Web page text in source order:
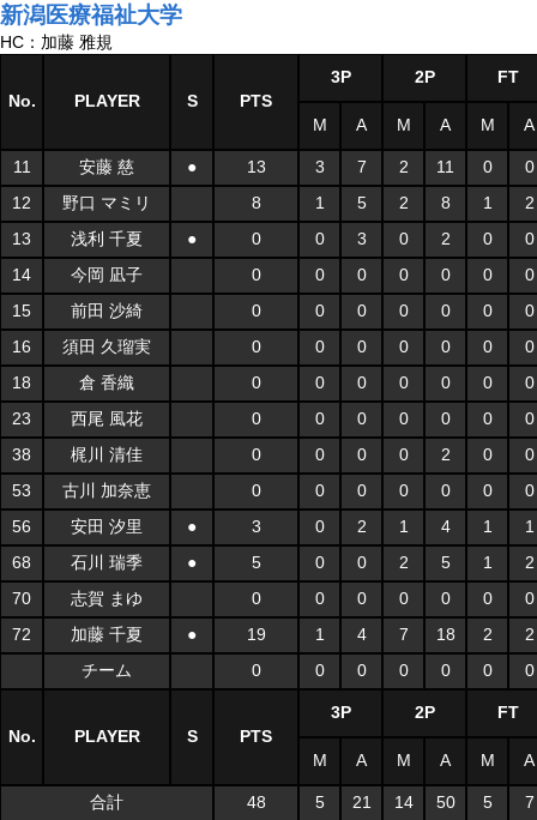
新潟医療福祉大学
HC：加藤 雅規
No. PLAYER S PTS
3P 2P FT
M A M A M A
11 安藤 慈 ● 13 3 7 2 11 0
0
12
野口 マミリ 8 1 5 2 8 1
2
13
浅利 千夏 ● 0 0 3 0 2 0
0
14
今岡 凪子 0 0 0 0 0 0
0
15
前田 沙綺 0 0 0 0 0 0
0
16
須田 久瑠実 0 0 0 0 0 0
0
18
倉 香織 0 0 0 0 0 0
0
23
西尾 風花 0 0 0 0 0 0
0
38
梶川 清佳 0 0 0 0 2 0
0
53
古川 加奈恵 0 0 0 0 0 0
0
56
安田 汐里 ● 3 0 2 1 4 1
1
68
石川 瑞季 ● 5 0 0 2 5 1
2
70
志賀 まゆ 0 0 0 0 0 0
0
72
加藤 千夏 ● 19 1 4 7 18 2
2
チーム
0 0 0 0 0 0 0
No. PLAYER S PTS
3P 2P FT
M A M A M A
合計 48 5 21 14 50 5 7